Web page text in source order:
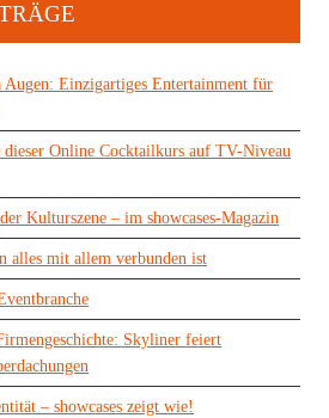
Augen: Einzigartiges Entertainment für
dieser Online Cocktailkurs auf TV-Niveau
Kulturszene – im showcases-Magazin
alles mit allem verbunden ist
Skyliner feiert
– showcases zeigt wie!